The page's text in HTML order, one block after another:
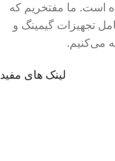
است. ما مفتخریم که
تجهیزات گیمینگ و
می‌کنیم.
لینک های مفید